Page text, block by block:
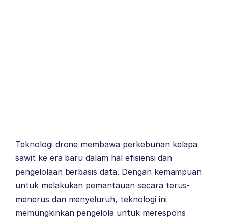
Teknologi drone membawa perkebunan kelapa
sawit ke era baru dalam hal efisiensi dan
pengelolaan berbasis data. Dengan kemampuan
untuk melakukan pemantauan secara terus-
menerus dan menyeluruh, teknologi ini
memungkinkan pengelola untuk merespons